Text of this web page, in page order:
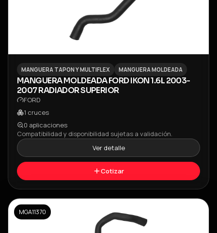
MANGUERA TAPON Y MULTIFLEX MANGUERA MOLDEADA
MANGUERA MOLDEADA FORD IKON 1.6L 2003-
2007 RADIADOR SUPERIOR
FORD
1 cruces
0 aplicaciones
Compatibilidad y disponibilidad sujetas a validación.
Ver detalle
Cotizar
MGA11370